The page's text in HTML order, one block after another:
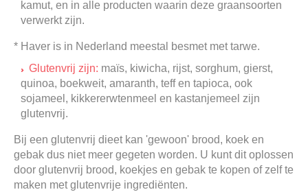
kamut, en in alle producten waarin deze graansoorten
verwerkt zijn.
* Haver is in Nederland meestal besmet met tarwe.
Glutenvrij zijn: maïs, kiwicha, rijst, sorghum, gierst,
quinoa, boekweit, amaranth, teff en tapioca, ook
sojameel, kikkererwtenmeel en kastanjemeel zijn
glutenvrij.
Bij een glutenvrij dieet kan 'gewoon' brood, koek en
gebak dus niet meer gegeten worden. U kunt dit oplossen
door glutenvrij brood, koekjes en gebak te kopen of zelf te
maken met glutenvrije ingrediënten.